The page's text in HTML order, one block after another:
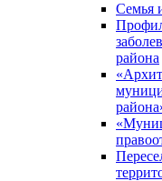
Семья
района